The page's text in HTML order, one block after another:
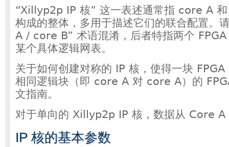
“Xillyp2p IP 核” 这一表述通常指 core A
构成的整体，多用于描述它们的联合配置。
A / core B” 术语混淆，后者特指两个
某个具体逻辑网表。
关于如何创建对称的 IP 核，使得一块
相同逻辑块（即 core A 对 core A）的
文指南。
对于单向的 Xillyp2p IP 核，数据从 Core
IP 核的基本参数